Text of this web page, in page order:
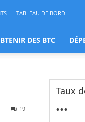
TABLEAU DE BORD
DES BTC
19
Taux
...